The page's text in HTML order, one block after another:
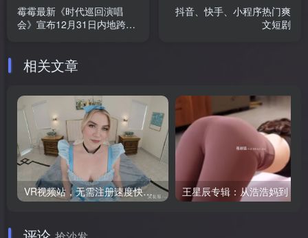
霉霉最新《时代巡回演唱
会》宣布12月31日内地跨年
抖音、快手、小程序热门爽
文短剧
相关文章
VR视频站，无需注册速度快，Oculus Quest VR 必备站